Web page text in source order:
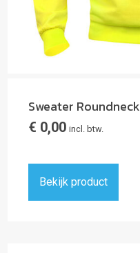
Sweater Roundneck
€ 0,00 incl. btw.
Bekijk product